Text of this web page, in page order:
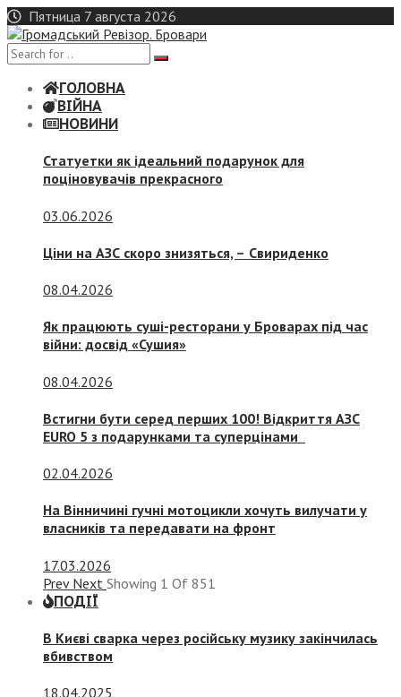
Skip
to
content
Пятница 7 августа 2026
ГОЛОВНА
ВІЙНА
НОВИНИ
Статуетки як ідеальний подарунок для
поціновувачів прекрасного
03.06.2026
Ціни на АЗС скоро знизяться, – Свириденко
08.04.2026
Як працюють суші-ресторани у Броварах під час
війни: досвід «Сушия»
08.04.2026
Встигни бути серед перших 100! Відкриття АЗС
EURO 5 з подарунками та суперцінами
02.04.2026
На Вінничині гучні мотоцикли хочуть вилучати у
власників та передавати на фронт
17.03.2026
Prev Next Showing 1 Of 851
ПОДІЇ
В Києві сварка через російську музику закінчилась
вбивством
18.04.2025